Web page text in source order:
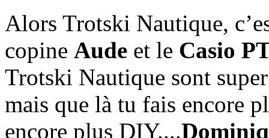
Alors Trotski Nautique,
copine Aude et le Casio
Trotski Nautique sont
mais que là tu fais encore
encore plus DIY....